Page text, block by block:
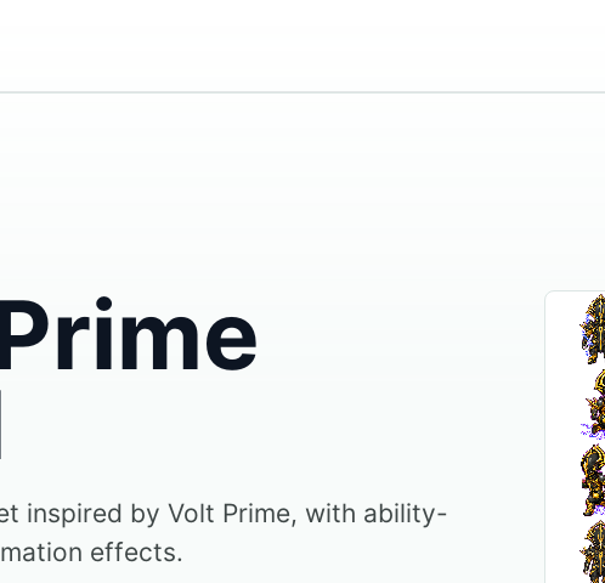
inspired by Volt Prime, with ability-
effects.